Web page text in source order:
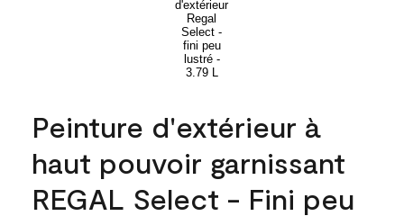
Peinture d'extérieur à
haut pouvoir garnissant
REGAL Select - Fini peu